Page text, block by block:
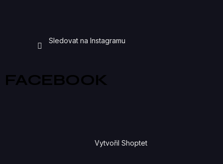
Sledovat na Instagramu
FACEBOOK
Vytvořil Shoptet